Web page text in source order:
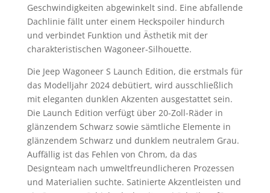
Geschwindigkeiten abgewinkelt sind. Eine abfallende
Dachlinie fällt unter einem Heckspoiler hindurch
und verbindet Funktion und Ästhetik mit der
charakteristischen Wagoneer-Silhouette.
Die Jeep Wagoneer S Launch Edition, die erstmals für
das Modelljahr 2024 debütiert, wird ausschließlich
mit eleganten dunklen Akzenten ausgestattet sein.
Die Launch Edition verfügt über 20-Zoll-Räder in
glänzendem Schwarz sowie sämtliche Elemente in
glänzendem Schwarz und dunklem neutralem Grau.
Auffällig ist das Fehlen von Chrom, da das
Designteam nach umweltfreundlicheren Prozessen
und Materialien suchte. Satinierte Akzentleisten und